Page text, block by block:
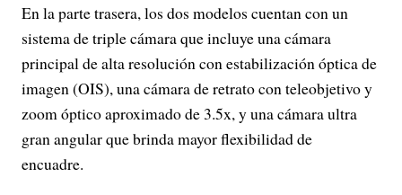
En la parte trasera, los dos modelos cuentan con un
sistema de triple cámara que incluye una cámara
principal de alta resolución con estabilización óptica de
imagen (OIS), una cámara de retrato con teleobjetivo y
zoom óptico aproximado de 3.5x, y una cámara ultra
gran angular que brinda mayor flexibilidad de
encuadre.